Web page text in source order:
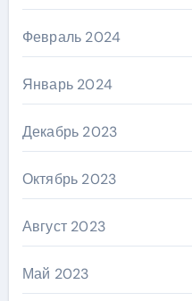
Февраль 2024
Январь 2024
Декабрь 2023
Октябрь 2023
Август 2023
Май 2023